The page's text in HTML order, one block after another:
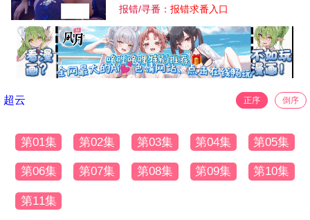
报错/寻番：报错求番入口
超云 正序 倒序
第01集 第02集 第03集 第04集 第05集
第06集 第07集 第08集 第09集 第10集
第11集